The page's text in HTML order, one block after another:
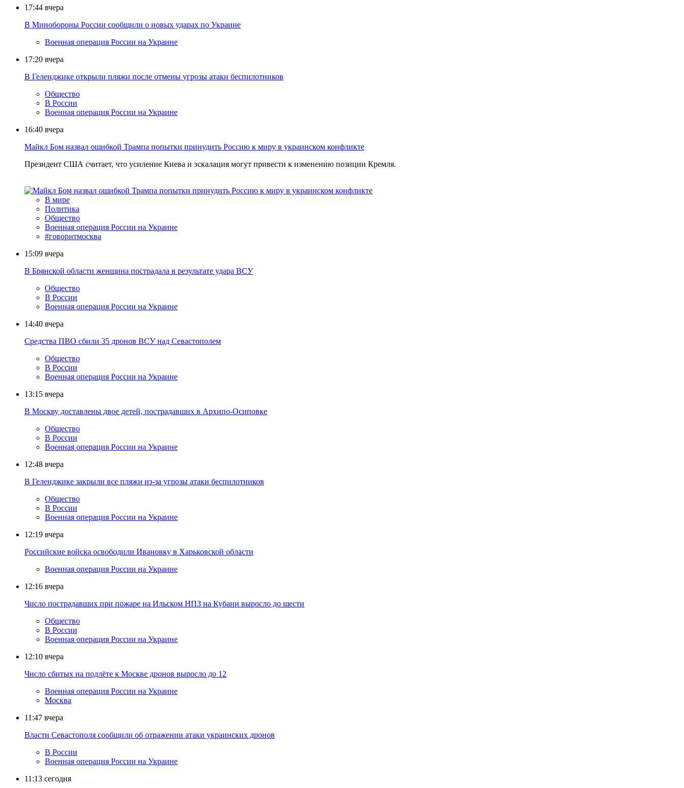
17:44 вчера
В Минобороны России сообщили о новых ударах по Украине
Военная операция России на Украине
17:20 вчера
В Геленджике открыли пляжи после отмены угрозы атаки беспилотников
Общество
В России
Военная операция России на Украине
16:40 вчера
Майкл Бом назвал ошибкой Трампа попытки принудить Россию к миру в украинском конфликте
Президент США считает, что усиление Киева и эскалация могут привести к изменению позиции Кремля.
В мире
Политика
Общество
Военная операция России на Украине
#говоритмосква
15:09 вчера
В Брянской области женщина пострадала в результате удара ВСУ
Общество
В России
Военная операция России на Украине
14:40 вчера
Средства ПВО сбили 35 дронов ВСУ над Севастополем
Общество
В России
Военная операция России на Украине
13:15 вчера
В Москву доставлены двое детей, пострадавших в Архипо-Осиповке
Общество
В России
Военная операция России на Украине
12:48 вчера
В Геленджике закрыли все пляжи из-за угрозы атаки беспилотников
Общество
В России
Военная операция России на Украине
12:19 вчера
Российские войска освободили Ивановку в Харьковской области
Военная операция России на Украине
12:16 вчера
Число пострадавших при пожаре на Ильском НПЗ на Кубани выросло до шести
Общество
В России
Военная операция России на Украине
12:10 вчера
Число сбитых на подлёте к Москве дронов выросло до 12
Военная операция России на Украине
Москва
11:47 вчера
Власти Севастополя сообщили об отражении атаки украинских дронов
В России
Военная операция России на Украине
11:13 сегодня